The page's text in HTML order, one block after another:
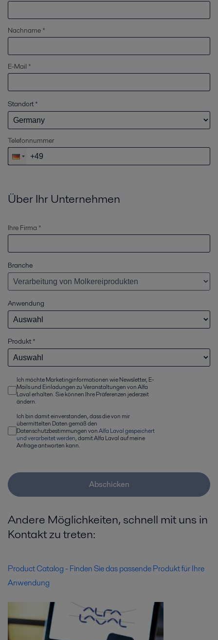
Nachname *
E-Mail *
Standort*
Telefonnummer
Über Ihr Unternehmen
Ihre Firma *
Branche
Anwendung
Produkt*
Ich möchte Marketinginformationen wie Newsletter, E-
Mails und Einladungen zu Veranstaltungen von Alfa
Laval erhalten. Sie können Ihre Präferenzen jederzeit
ändern.
Ich bin damit einverstanden, dass die von mir
übermittelten Daten gemäß den
Datenschutzbestimmungen vonAlfa Laval gespeichert
und verarbeitet werden, damit Alfa Laval auf meine
Anfrage antworten kann.
Abschicken
Andere Möglichkeiten, schnell mit uns in
Kontakt zu treten:
Product Catalog - Finden Sie das passende Produkt für Ihre
Anwendung